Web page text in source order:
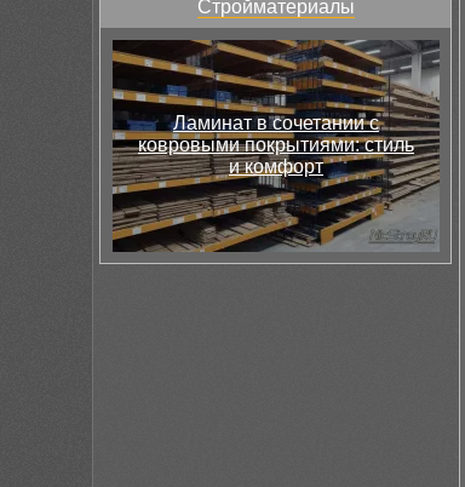
Стройматериалы
Ламинат в сочетании с
ковровыми покрытиями: стиль
и комфорт